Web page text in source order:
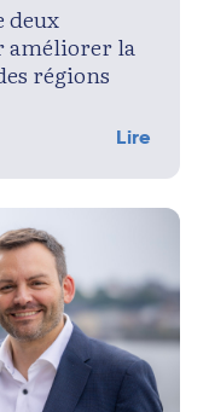
deux
améliorer la
régions
Lire